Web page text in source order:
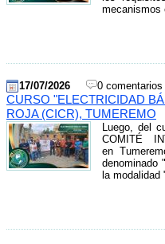
mecanismos
17/07/2026 0 comentarios
CURSO "ELECTRICIDAD
ROJA (CICR), TUMEREMO
Luego, del
COMITÉ
en
denominado
la modalidad